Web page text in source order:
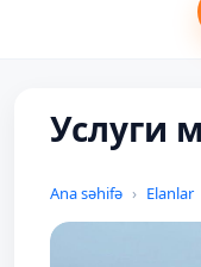
Услуги
Ana səhifə Elanlar